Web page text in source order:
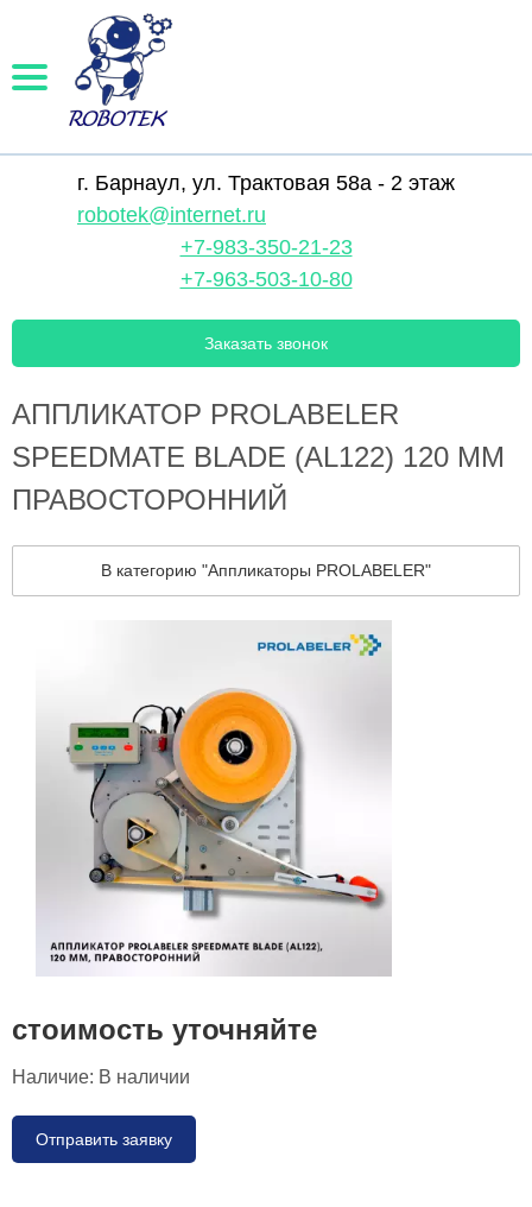
г. Барнаул, ул. Трактовая 58а - 2 этаж
robotek@internet.ru
+7-983-350-21-23
+7-963-503-10-80
Заказать звонок
АППЛИКАТОР PROLABELER
SPEEDMATE BLADE (AL122) 120 ММ
ПРАВОСТОРОННИЙ
В категорию "Аппликаторы PROLABELER"
стоимость уточняйте
Наличие: В наличии
Отправить заявку